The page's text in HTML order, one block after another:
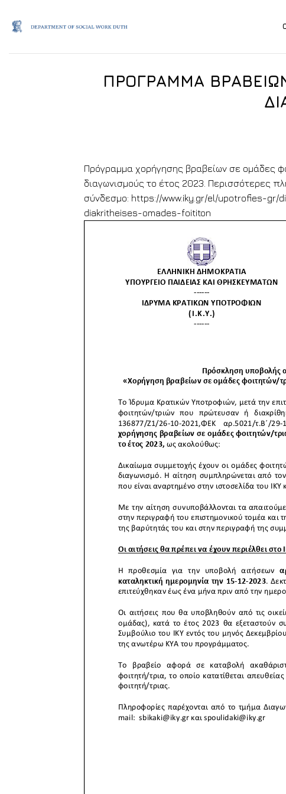
content
ΠΡΟΓΡΑΜΜΑ
Πρόγραμμα χορήγησης βραβείων σε ομάδες
διαγωνισμούς το έτος 2023. Περισσότερες
σύνδεσμο: https://www.iky.gr/el/upotrofies-
diakritheises-omades-foititon